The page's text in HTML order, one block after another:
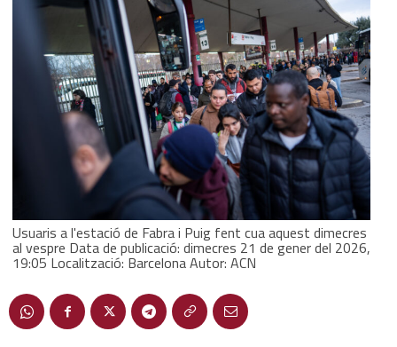
Usuaris a l'estació de Fabra i Puig fent cua aquest dimecres
al vespre Data de publicació: dimecres 21 de gener del 2026,
19:05 Localització: Barcelona Autor: ACN